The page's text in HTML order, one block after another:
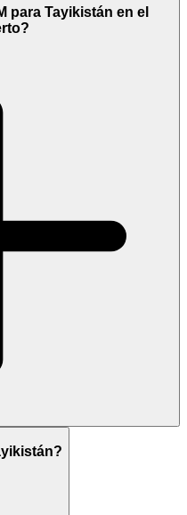
para Tayikistán en el